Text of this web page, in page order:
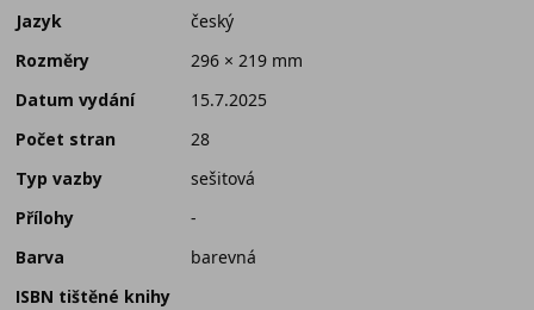
Jazyk
český
Rozměry
296 × 219 mm
Datum vydání
15.7.2025
Počet stran
28
Typ vazby
sešitová
Přílohy
-
Barva
barevná
ISBN tištěné knihy